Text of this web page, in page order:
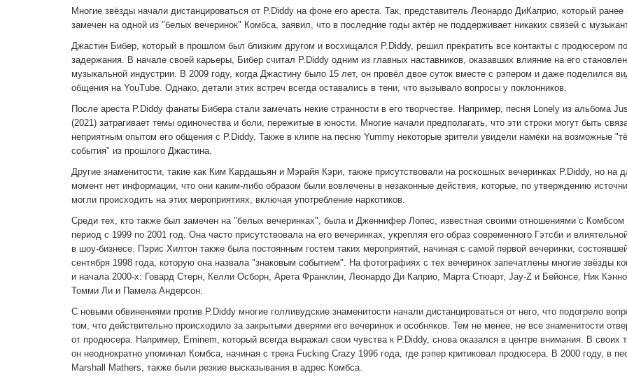
Многие звёзды начали дистанцироваться от P.Diddy на фоне его ареста. Так, представитель Леонардо ДиКаприо, который ранее
замечен на одной из "белых вечеринок" Комбса, заявил, что в последние годы актёр не поддерживает никаких связей с
Джастин Бибер, который в прошлом был близким другом и восхищался P.Diddy, решил прекратить все контакты с продюсером
задержания. В начале своей карьеры, Бибер считал P.Diddy одним из главных наставников, оказавших влияние на его
музыкальной индустрии. В 2009 году, когда Джастину было 15 лет, он провёл двое суток вместе с рэпером и даже поделился
общения на YouTube. Однако, детали этих встреч всегда оставались в тени, что вызывало вопросы у поклонников.
После ареста P.Diddy фанаты Бибера стали замечать некие странности в его творчестве. Например, песня Lonely из альбома
(2021) затрагивает темы одиночества и боли, пережитые в юности. Многие начали предполагать, что эти строки могут быть
неприятным опытом его общения с P.Diddy. Также в клипе на песню Yummy некоторые зрители увидели намёки на возможные
события" из прошлого Джастина.
Другие знаменитости, такие как Ким Кардашьян и Мэрайя Кэри, также присутствовали на роскошных вечеринках P.Diddy, но на
момент нет информации, что они каким-либо образом были вовлечены в незаконные действия, которые, по утверждению
могли происходить на этих мероприятиях, включая употребление наркотиков.
Среди тех, кто также был замечен на "белых вечеринках", была и Дженнифер Лопес, известная своими отношениями с Комбсом
период с 1999 по 2001 год. Она часто присутствовала на его вечеринках, укрепляя его образ современного Гэтсби и
в шоу-бизнесе. Пэрис Хилтон также была постоянным гостем таких мероприятий, начиная с самой первой вечеринки,
сентября 1998 года, которую она назвала "знаковым событием". На фотографиях с тех вечеринок запечатлены многие звёзды
и начала 2000-х: Говард Стерн, Келли Осборн, Арета Франклин, Леонардо Ди Каприо, Марта Стюарт, Jay-Z и Бейонсе, Ник
Томми Ли и Памела Андерсон.
С новыми обвинениями против P.Diddy многие голливудские знаменитости начали дистанцироваться от него, что подогрело
том, что действительно происходило за закрытыми дверями его вечеринок и особняков. Тем не менее, не все знаменитости
от продюсера. Например, Eminem, который всегда выражал свои чувства к P.Diddy, снова оказался в центре внимания. В своих
он неоднократно упоминал Комбса, начиная с трека Fucking Crazy 1996 года, где рэпер критиковал продюсера. В 2000 году, в
Marshall Mathers, также были резкие высказывания в адрес Комбса.